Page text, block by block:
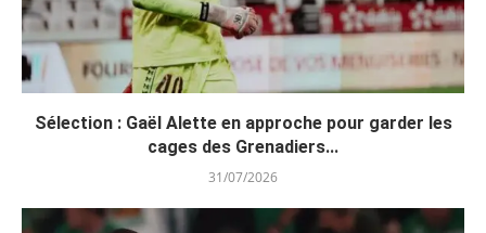
Sélection : Gaël Alette en approche pour garder les
cages des Grenadiers...
31/07/2026